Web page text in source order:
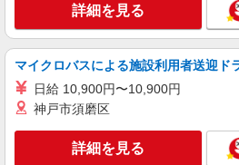
キープ
アルバイト パート
ピザハット 竜美ヶ丘店
ピザの宅配／デリバ
時給1,200円以上
愛知県岡崎市竜美
詳細を見る
マイクロバスによる施設利用者送迎ド
日給 10,900円〜10,900円
神戸市須磨区
詳細を見る